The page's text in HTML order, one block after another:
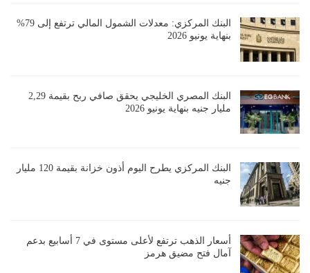
البنك المركزي: معدلات الشمول المالي ترتفع إلى 79%
بنهاية يونيو 2026
البنك المصري الخليجي يحقق صافي ربح بقيمة 2,29
مليار جنيه بنهاية يونيو 2026
البنك المركزي يطرح اليوم أذون خزانة بقيمة 120 مليار
جنيه
أسعار الذهب ترتفع لأعلى مستوى في 7 أسابيع بدعم
آمال فتح مضيق هرمز